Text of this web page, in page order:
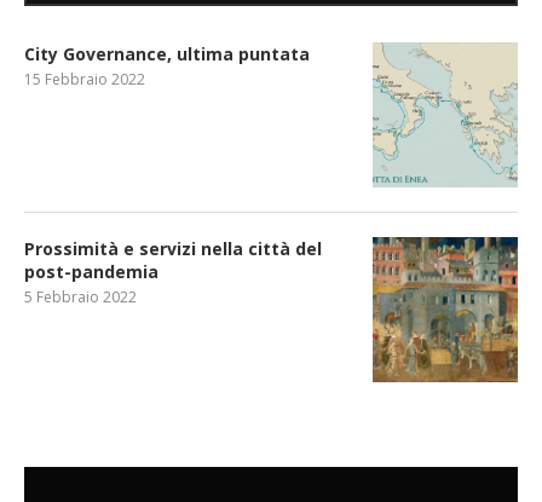
City Governance, ultima puntata
15 Febbraio 2022
Prossimità e servizi nella città del
post-pandemia
5 Febbraio 2022